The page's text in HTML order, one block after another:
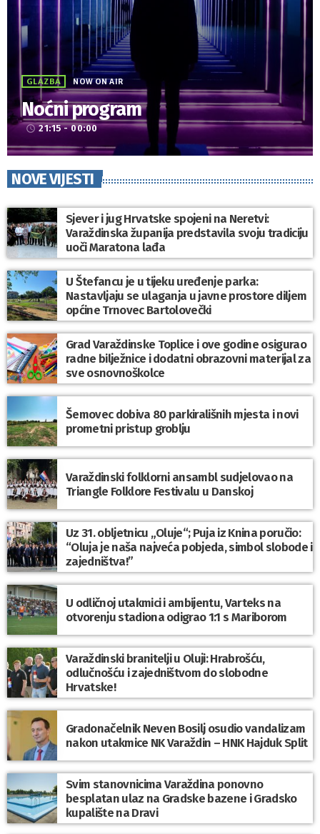
GLAZBA NOW ON AIR
Noćni program
access_time 21:15 - 00:00
NOVE VIJESTI
Sjever i jug Hrvatske spojeni na Neretvi:
Varaždinska županija predstavila svoju tradiciju
uoči Maratona lađa
U Štefancu je u tijeku uređenje parka:
Nastavljaju se ulaganja u javne prostore diljem
općine Trnovec Bartolovečki
Grad Varaždinske Toplice i ove godine osigurao
radne bilježnice i dodatni obrazovni materijal za
sve osnovnoškolce
Šemovec dobiva 80 parkirališnih mjesta i novi
prometni pristup groblju
Varaždinski folklorni ansambl sudjelovao na
Triangle Folklore Festivalu u Danskoj
Uz 31. obljetnicu „Oluje“; Puja iz Knina poručio:
“Oluja je naša najveća pobjeda, simbol slobode i
zajedništva!”
U odličnoj utakmici i ambijentu, Varteks na
otvorenju stadiona odigrao 1:1 s Mariborom
Varaždinski branitelji u Oluji: Hrabrošću,
odlučnošću i zajedništvom do slobodne
Hrvatske!
Gradonačelnik Neven Bosilj osudio vandalizam
nakon utakmice NK Varaždin – HNK Hajduk Split
Svim stanovnicima Varaždina ponovno
besplatan ulaz na Gradske bazene i Gradsko
kupalište na Dravi